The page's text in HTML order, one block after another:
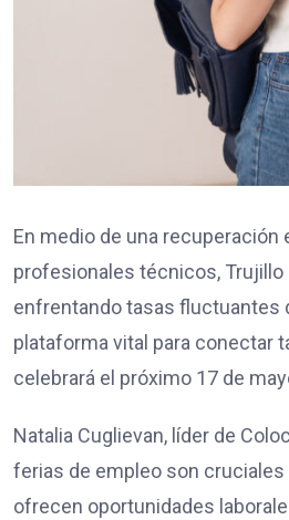
En medio de una
profesionales técnicos,
enfrentando tasas fluctuantes
plataforma vital para conectar
celebrará el próximo 17 de
Natalia Cuglievan, líder de
ferias de empleo son
ofrecen oportunidades